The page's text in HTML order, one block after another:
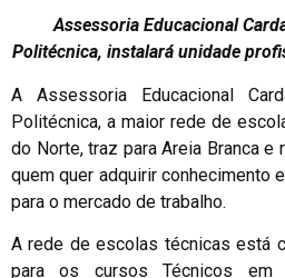
Assessoria Educacional
Politécnica, instalará unidade
A Assessoria Educacional
Politécnica, a maior rede de
do Norte, traz para Areia Branca e
quem quer adquirir conhecimento
para o mercado de trabalho.
A rede de escolas técnicas está
para os cursos Técnicos em